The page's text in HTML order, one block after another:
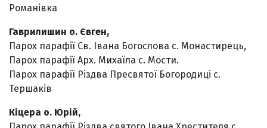
Романівка
Гаврилишин о. Євген,
Парох парафії Св. Івана Богослова с. Монастирець,
Парох парафії Арх. Михаїла с. Мости.
Парох парафії Різдва Пресвятої Богородиці с.
Тершаків
Кіцера о. Юрій,